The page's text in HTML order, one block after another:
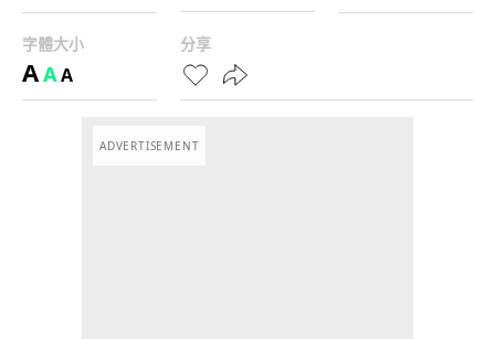
字體大小
AAA
分享
ADVERTISEMENT